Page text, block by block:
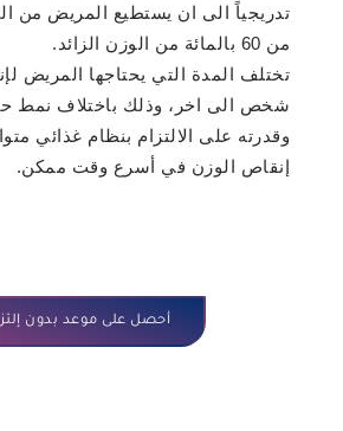
تدريجياً الى ان يستطيع المريض من
من 60 بالمائة من الوزن الزائد.
تختلف المدة التي يحتاجها المريض
شخص الى اخر، وذلك باختلاف نمط
وقدرته على الالتزام بنظام غذائي
إنقاص الوزن في أسرع وقت ممكن.
أحصل على موعد بدون